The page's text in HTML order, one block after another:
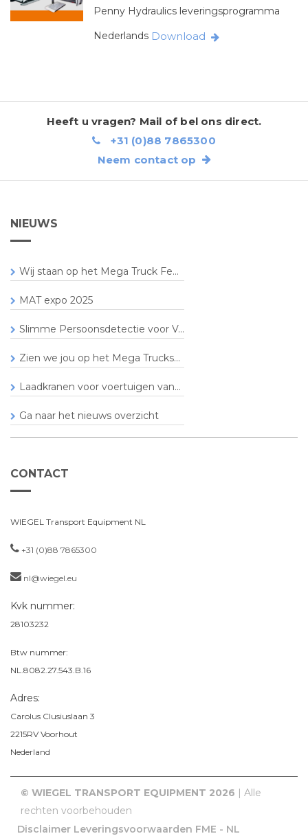
Penny Hydraulics leveringsprogramma
Nederlands Download
Heeft u vragen? Mail of bel ons direct.
+31 (0)88 7865300
Neem contact op
NIEUWS
Wij staan op het Mega Truck Fe...
MAT expo 2025
Slimme Persoonsdetectie voor V...
Zien we jou op het Mega Trucks...
Laadkranen voor voertuigen van...
Ga naar het nieuws overzicht
CONTACT
WIEGEL Transport Equipment NL
+31 (0)88 7865300
nl@wiegel.eu
Kvk nummer:
28103232
Btw nummer:
NL.8082.27.543.B.16
Adres:
Carolus Clusiuslaan 3
2215RVVoorhout
Nederland
© WIEGEL TRANSPORT EQUIPMENT 2026 | Alle
rechten voorbehouden
Disclaimer Leveringsvoorwaarden FME - NL